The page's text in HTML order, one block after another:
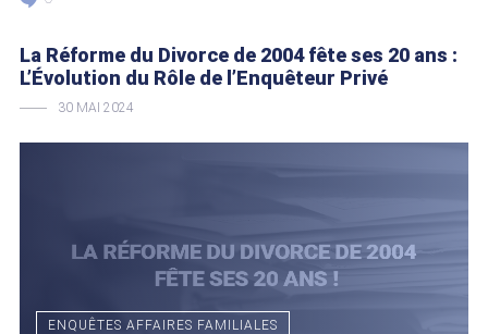
La Réforme du Divorce de 2004 fête ses 20 ans :
L’Évolution du Rôle de l’Enquêteur Privé
30 MAI 2024
ENQUÊTES AFFAIRES FAMILIALES